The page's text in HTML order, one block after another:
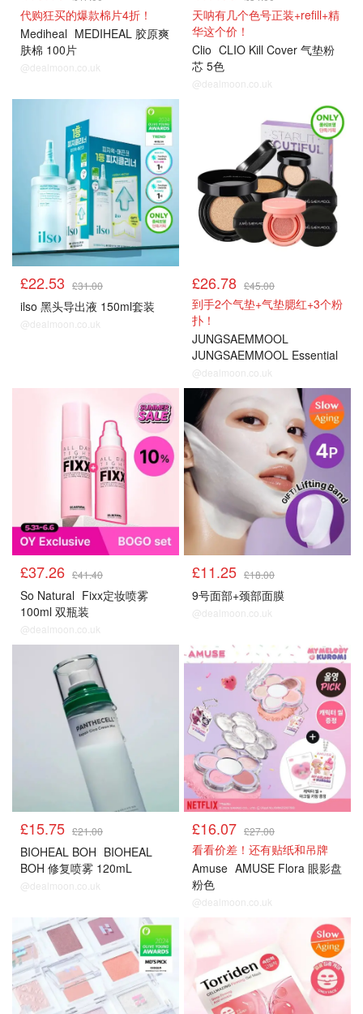
代购狂买的爆款棉片4折！
Mediheal MEDIHEAL 胶原爽
肤棉 100片
@dealmoon.co.uk
天呐有几个色号正装+refill+精
华这个价！
Clio CLIO Kill Cover 气垫粉
芯 5色
@dealmoon.co.uk
£22.53 £31.00
ilso 黑头导出液 150ml套装
@dealmoon.co.uk
£26.78 £45.00
到手2个气垫+气垫腮红+3个粉
扑！
JUNGSAEMMOOL
JUNGSAEMMOOL Essential
Skin Nuder 气垫 6色
@dealmoon.co.uk
£37.26 £41.40
So Natural Fixx定妆喷雾
100ml 双瓶装
@dealmoon.co.uk
£11.25 £18.00
9号面部+颈部面膜
@dealmoon.co.uk
£15.75 £21.00
BIOHEAL BOH BIOHEAL
BOH 修复喷雾 120mL
@dealmoon.co.uk
£16.07 £27.00
看看价差！还有贴纸和吊牌
Amuse AMUSE Flora 眼影盘
粉色
@dealmoon.co.uk